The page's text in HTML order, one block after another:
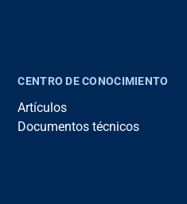
CENTRO DE CONOCIMIENTO
Artículos
Documentos técnicos